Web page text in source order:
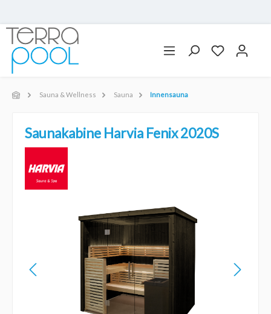
Sauna & Wellness Sauna Innensauna
Saunakabine Harvia Fenix 2020S